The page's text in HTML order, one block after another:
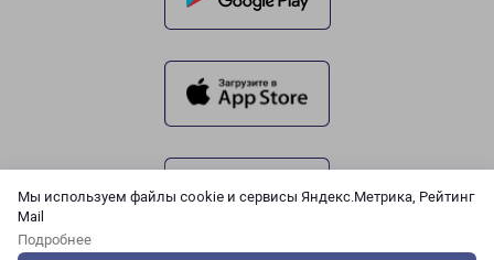
Мы используем файлы cookie и сервисы Яндекс.Метрика, Рейтинг
Mail
Подробнее